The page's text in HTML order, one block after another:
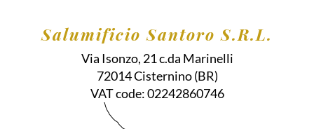
Salumificio Santoro S.R.L.
Via Isonzo, 21 c.da Marinelli
72014Cisternino (BR)
VAT code:02242860746